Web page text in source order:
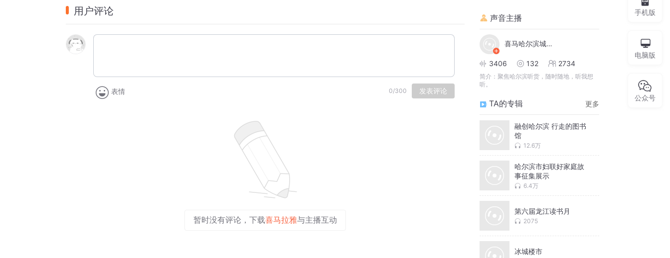
用户评论
表情 0/300 发表评论
暂时没有评论，下载喜马拉雅与主播互动
声音主播
喜马哈尔滨城市营销商
3406 132 2734
简介： 聚焦哈尔滨听货，随时随地，听我想
听。
TA的专辑 更多
融创哈尔滨 行走的图书
馆
12.6万
哈尔滨市妇联好家庭故
事征集展示
6.4万
第六届龙江读书月
2075
冰城楼市
手机版
电脑版
公众号